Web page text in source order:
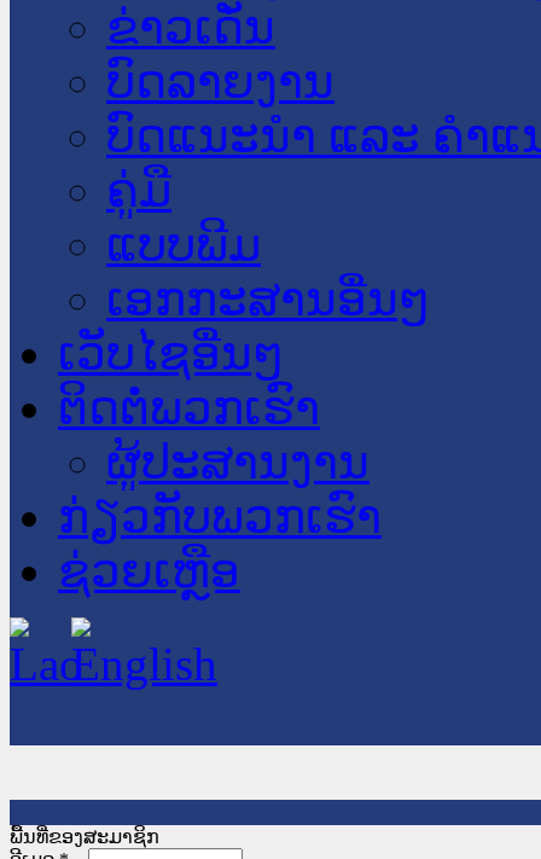
ຂ່າວເດັ່ນ
ບົດລາຍງານ
ບົດແນະນໍາ ແລະ ຄໍາແ
ຄູ່ມື
ແບບພີມ
ເອກກະສານອື່ນໆ
ເວັບໄຊອື່ນໆ
ຕິດຕໍ່ພວກເຮົາ
ຜູ້ປະສານງານ
ກ່ຽວກັບພວກເຮົາ
ຊ່ວຍເຫຼືອ
ພື້ນທີ່ຂອງສະມາຊິກ